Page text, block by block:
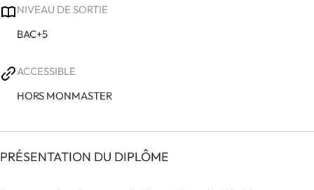
NIVEAU DE SORTIE
BAC+5
ACCESSIBLE
HORS MONMASTER
PRÉSENTATION DU DIPLÔME